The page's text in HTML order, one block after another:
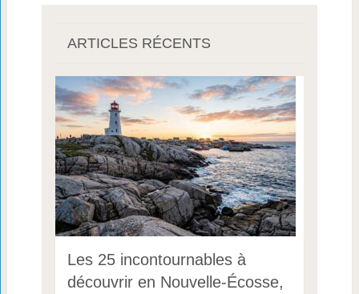
ARTICLES RÉCENTS
Les 25 incontournables à
découvrir en Nouvelle-Écosse,